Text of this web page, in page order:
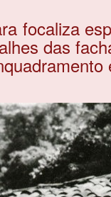
focaliza
das